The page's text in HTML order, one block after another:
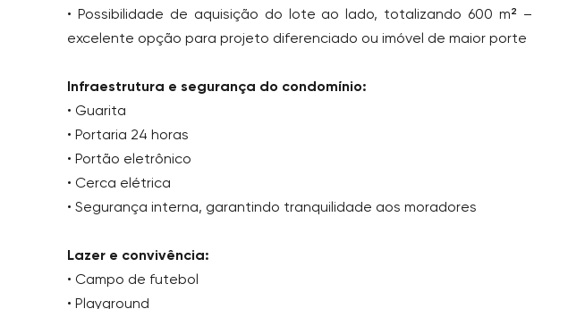
• Possibilidade de aquisição do lote ao lado, totalizando 600 m² –
excelente opção para projeto diferenciado ou imóvel de maior porte
Infraestrutura e segurança do condomínio:
• Guarita
• Portaria 24 horas
• Portão eletrônico
• Cerca elétrica
• Segurança interna, garantindo tranquilidade aos moradores
Lazer e convivência:
• Campo de futebol
• Playground